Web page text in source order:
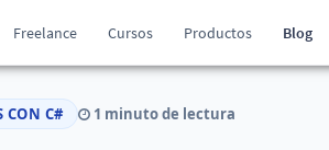
Freelance Cursos Productos Blog
CON C# 1 minuto de lectura